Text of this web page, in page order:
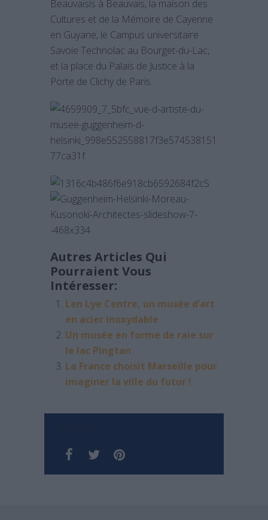
Beauvaisis à Beauvais, la maison des
Cultures et de la Mémoire de Cayenne
en Guyane, le Campus universitaire
Savoie Technolac au Bourget-du-Lac,
et la place du Palais de Justice à la
Porte de Clichy de Paris.
Autres Articles Qui
Pourraient Vous
Intéresser:
Len Lye Centre, un musée d’art
en acier inoxydable
Un musée en forme de raie sur
le lac Pingtan
La France choisit Marseille pour
imaginer la ville du futur !